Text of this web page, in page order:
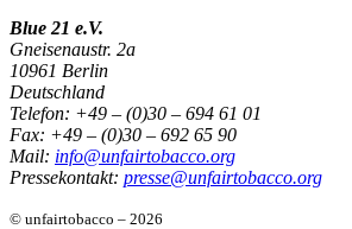
Blue 21 e.V.
Gneisenaustr. 2a
10961 Berlin
Deutschland
Telefon: +49 – (0)30 – 694 61 01
Fax: +49 – (0)30 – 692 65 90
Mail: info@unfairtobacco.org
Pressekontakt: presse@unfairtobacco.org
© unfairtobacco – 2026